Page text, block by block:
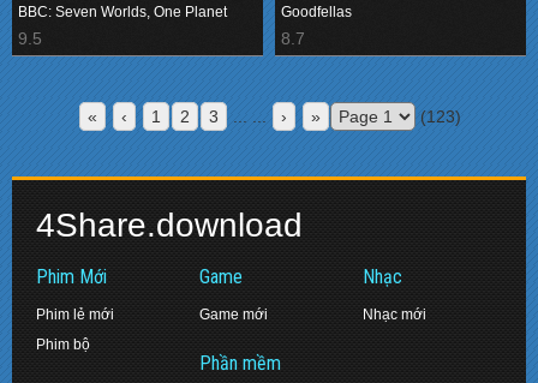
(2019–)
BBC: Seven Worlds, One Planet
9.5
Goodfellas
8.7
« ‹ 1 2 3 › » (123)
4Share.download
Phim Mới
Phim lẻ mới
Phim bộ
Game
Game mới
Phần mềm
Nhạc
Nhạc mới